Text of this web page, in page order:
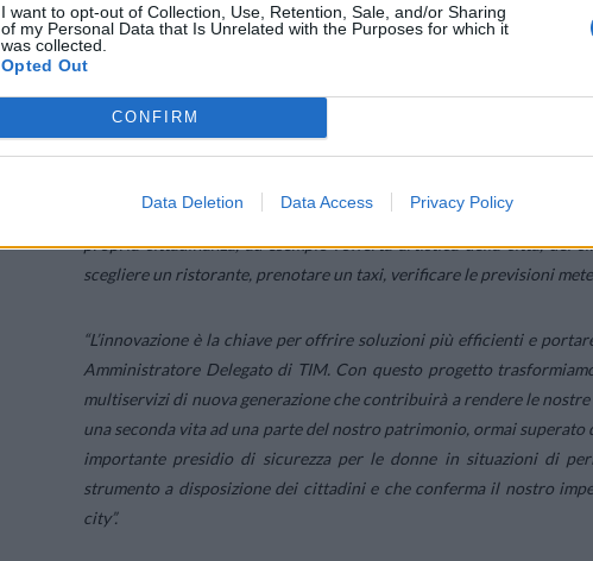
I want to opt-out of Collection, Use, Retention, Sale, and/or Sharing
of my Personal Data that Is Unrelated with the Purposes for which it
was collected.
Opted Out
CONFIRM
Data Deletion Data Access Privacy Policy
Inoltre, le cabine digitali, che rientrano nel più ampio progetto di TIM
un importante presidio per la sicurezza di fronte a situazioni di
accedere in tempo reale ad un servizio di supporto con
richiesta. Si tratta di una funzionalità a valenza sociale che mette
Rilevante anche il supporto alla cultura, al turismo ed alle
propria cittadinanza, ad esempio l’offerta artistica della città, dei
scegliere un ristorante, prenotare un taxi, verificare le previsioni
“L’innovazione è la chiave per offrire soluzioni più efficienti e
Amministratore Delegato di TIM. Con questo progetto
multiservizi di nuova generazione che contribuirà a rendere le
una seconda vita ad una parte del nostro patrimonio, ormai
importante presidio di sicurezza per le donne in situazioni di
strumento a disposizione dei cittadini e che conferma il nostro
city”.